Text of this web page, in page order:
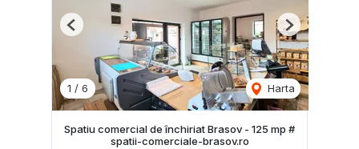
1 / 6 Harta
Previous Next
Spatiu comercial de închiriat Brasov - 125 mp #
spatii-comerciale-brasov.ro